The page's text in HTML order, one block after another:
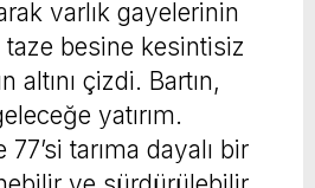
varlık gayelerinin
taze besine kesintisiz
çizdi. Bartın,
yatırım.
tarıma dayalı bir